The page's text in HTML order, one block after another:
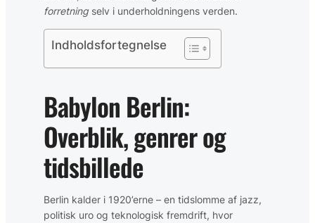
forretningselv i underholdningens verden.
Indholdsfortegnelse
Babylon Berlin:
Overblik, genrer og
tidsbillede
Berlin kalder i 1920’erne – en tidslomme af jazz,
politisk uro og teknologisk fremdrift, hvor